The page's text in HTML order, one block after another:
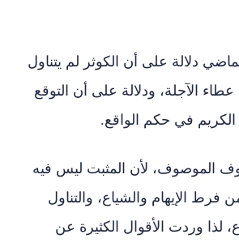
دلالة على أن الكوثر لم يتناول
الآجلة، ودلالة على أن التوقع
في حكم الواقع.
الموصوف، لأن المثبت ليس فيه
الإيهام والشياع، والتناول
لذا وردت الأقوال الكثيرة عن